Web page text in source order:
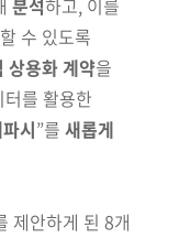
분석하고, 이를
할 수 있도록
상용화 계약을
를 활용한
시”를 새롭게
제안하게 된 8개